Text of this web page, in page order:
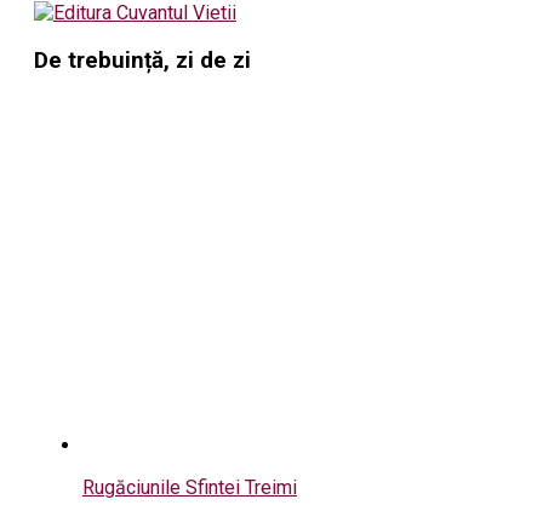
De trebuință, zi de zi
Rugăciunile Sfintei Treimi